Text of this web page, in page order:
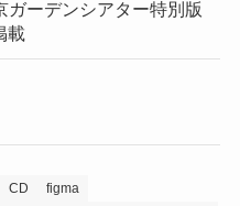
ガーデンシアター特別版
載
CD
figma